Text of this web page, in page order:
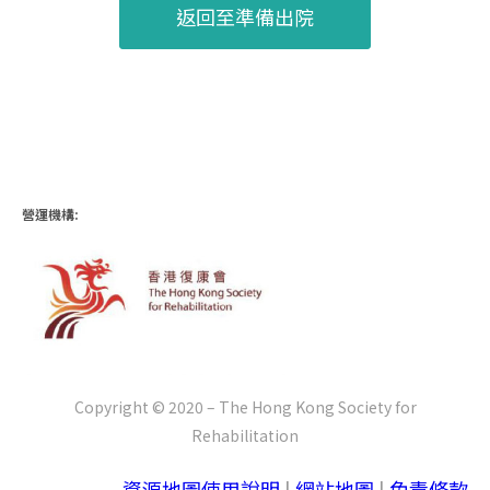
返回至準備出院
營運機構:
Copyright © 2020 – The Hong Kong Society for
Rehabilitation